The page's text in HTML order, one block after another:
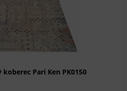
Pari Ken PK0150